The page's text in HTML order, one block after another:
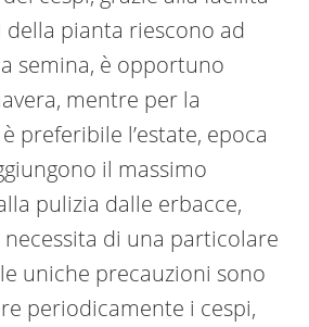
pianta riescono ad
semina, è opportuno
mentre per la
preferibile l’estate, epoca
il massimo
pulizia dalle erbacce,
necessita di una particolare
uniche precauzioni sono
periodicamente i cespi,